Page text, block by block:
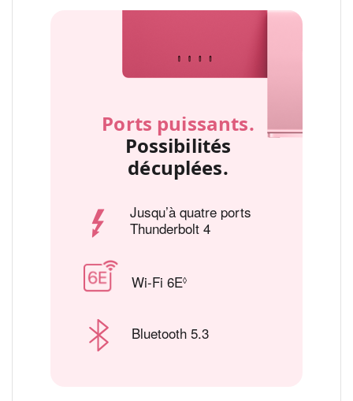
Ports puissants.
Possibilités
décuplées.
Jusqu’à quatre ports
Thunderbolt 4
Wi-Fi 6E◊
Bluetooth 5.3